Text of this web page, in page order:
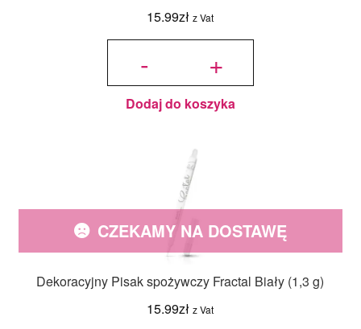
15.99zł z Vat
-
ilość Pisak
Turkusowy
(1,3 g) +
Dodaj do koszyka
Dekoracyjny Pisak spożywczy Fractal Biały (1,3 g)
15.99zł z Vat
CZEKAMY NA DOSTAWĘ